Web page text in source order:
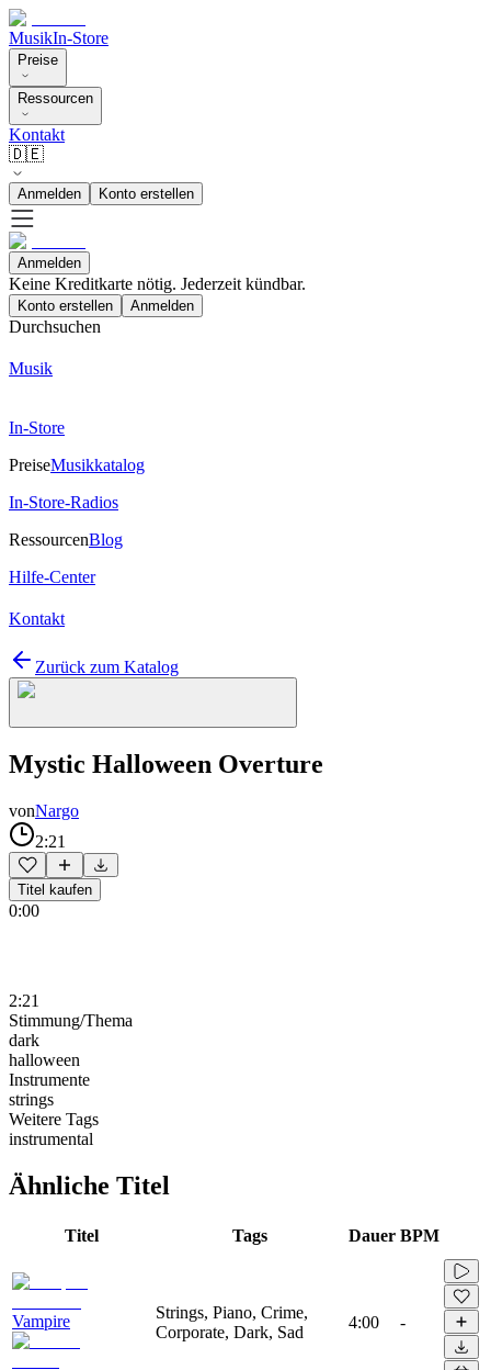
MusikIn-Store
Preise
Ressourcen
Kontakt
🇩🇪
Anmelden Konto erstellen
Anmelden
Keine Kreditkarte nötig. Jederzeit kündbar.
Konto erstellen Anmelden
Durchsuchen
Musik
In-Store
PreiseMusikkatalog
In-Store-Radios
RessourcenBlog
Hilfe-Center
Kontakt
Zurück zum Katalog
Mystic Halloween Overture
vonNargo
2:21
Titel kaufen
0:00
2:21
Stimmung/Thema
dark
halloween
Instrumente
strings
Weitere Tags
instrumental
Ähnliche Titel
Titel Tags Dauer BPM
Vampire
Strings, Piano, Crime,
Corporate, Dark, Sad
4:00 -